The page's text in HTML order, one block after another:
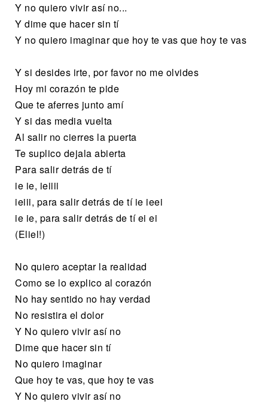
Y no quiero vivir así no...
Y dime que hacer sin tí
Y no quiero imaginar que hoy te vas que hoy te vas
Y si desides irte, por favor no me olvides
Hoy mi corazón te pide
Que te aferres junto amí
Y si das media vuelta
Al salir no cierres la puerta
Te suplico dejala abierta
Para salir detrás de tí
ie ie, ieiiii
ieiii, para salir detrás de tí ie ieei
ie ie, para salir detrás de tí ei ei
(Eliel!)
No quiero aceptar la realidad
Como se lo explico al corazón
No hay sentido no hay verdad
No resistira el dolor
Y No quiero vivir así no
Dime que hacer sin tí
No quiero imaginar
Que hoy te vas, que hoy te vas
Y No quiero vivir así no